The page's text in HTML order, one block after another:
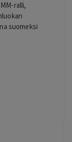
ralli,
suomeksi